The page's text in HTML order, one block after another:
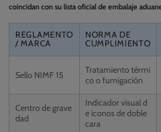
coincidan con su lista oficial de embalaje
REGLAMENTO
/ MARCA
NORMA DE
CUMPLIMIENTO
Sello NIMF 15
Tratamiento térmi
co o fumigación
Centro de grave
dad
Indicador visual d
e iconos de doble
cara